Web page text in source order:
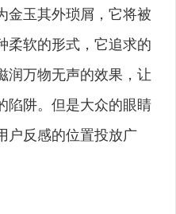
金玉其外琐屑，它将被
柔软的形式，它追求的
润万物无声的效果，让
陷阱。但是大众的眼睛
户反感的位置投放广